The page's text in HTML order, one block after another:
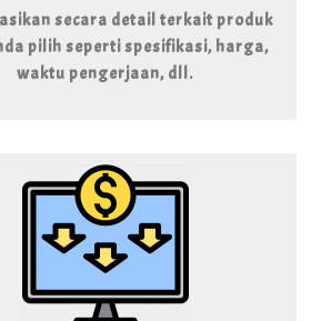
secara detail terkait produk
pilih seperti spesifikasi, harga,
waktu pengerjaan, dll.